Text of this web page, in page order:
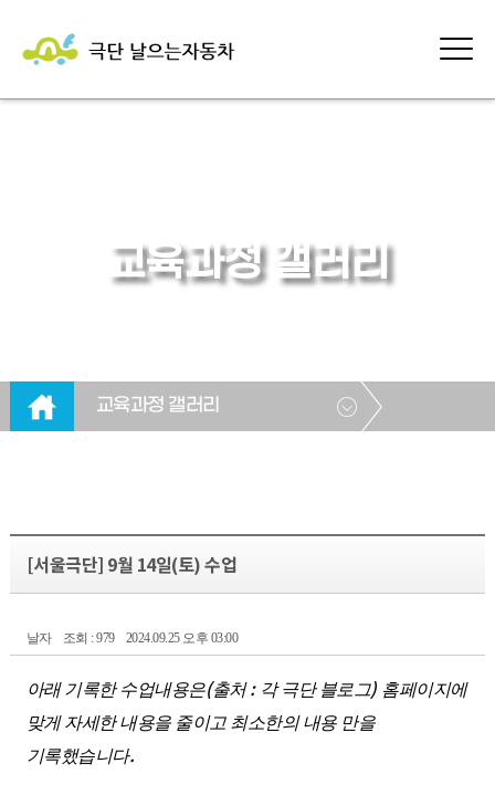
교육과정 갤러리
교육과정 갤러리
[서울극단] 9월 14일(토) 수업
날자 조회 : 979 2024.09.25 오후 03:00
아래 기록한 수업내용은(출처: 각 극단 블로그) 홈페이지에
맞게 자세한 내용을 줄이고 최소한의 내용 만을
기록했습니다.